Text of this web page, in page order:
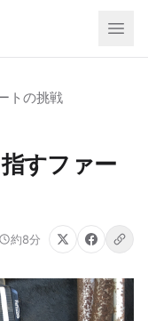
トの挑戦
すファー
約8分